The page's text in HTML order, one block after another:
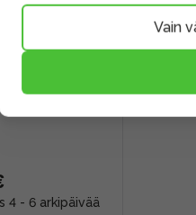
Foldable
Plate for
7R V / Alpha 7
III
4 - 6 arkipäivää
Vain